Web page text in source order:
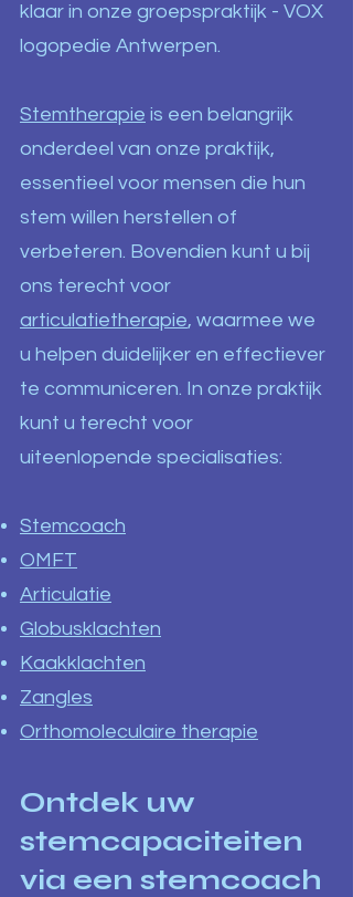
klaar in onze groepspraktijk - VOX
logopedie Antwerpen.
Stemtherapie is een belangrijk
onderdeel van onze praktijk,
essentieel voor mensen die hun
stem willen herstellen of
verbeteren. Bovendien kunt u bij
ons terecht voor
articulatietherapie, waarmee we
u helpen duidelijker en effectiever
te communiceren. In onze praktijk
kunt u terecht voor
uiteenlopende specialisaties:
Stemcoach
OMFT
Articulatie
Globusklachten
Kaakklachten
Zangles
Orthomoleculaire therapie
Ontdek uw
stemcapaciteiten
via een stemcoach